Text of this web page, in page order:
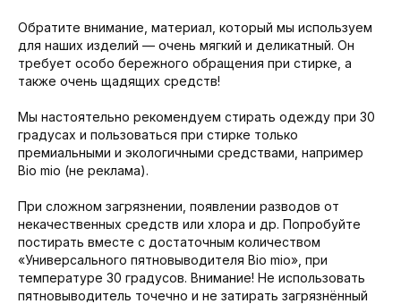
Обратите внимание, материал, который мы используем
для наших изделий — очень мягкий и деликатный. Он
требует особо бережного обращения при стирке, а
также очень щадящих средств!
Мы настоятельно рекомендуем стирать одежду при 30
градусах и пользоваться при стирке только
премиальными и экологичными средствами, например
Bio mio (не реклама).
При сложном загрязнении, появлении разводов от
некачественных средств или хлора и др. Попробуйте
постирать вместе с достаточным количеством
«Универсального пятновыводителя Bio mio», при
температуре 30 градусов. Внимание! Не использовать
пятновыводитель точечно и не затирать загрязнённый